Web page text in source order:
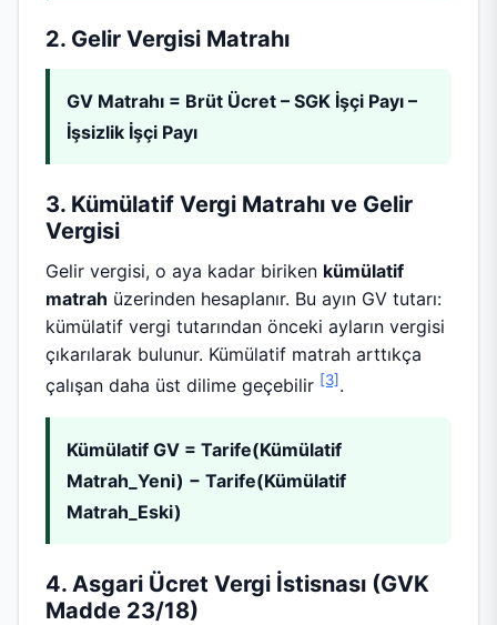
2. Gelir Vergisi Matrahı
GV Matrahı = Brüt Ücret – SGK İşçi Payı –
İşsizlik İşçi Payı
3. Kümülatif Vergi Matrahı ve Gelir
Vergisi
Gelir vergisi, o aya kadar biriken kümülatif
matrah üzerinden hesaplanır. Bu ayın GV tutarı:
kümülatif vergi tutarından önceki ayların vergisi
çıkarılarak bulunur. Kümülatif matrah arttıkça
çalışan daha üst dilime geçebilir [3] .
Kümülatif GV = Tarife(Kümülatif
Matrah_Yeni) − Tarife(Kümülatif
Matrah_Eski)
4. Asgari Ücret Vergi İstisnası (GVK
Madde 23/18)